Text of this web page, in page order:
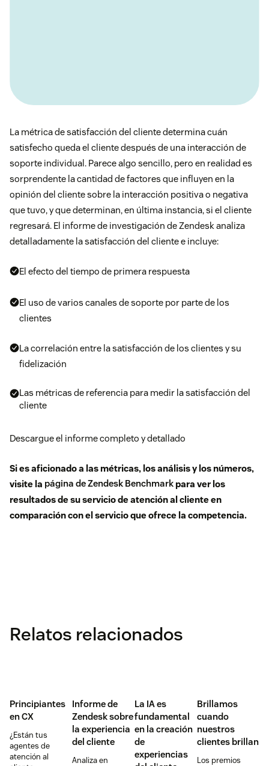
La métrica de satisfacción del cliente determina cuán
satisfecho queda el cliente después de una interacción de
soporte individual. Parece algo sencillo, pero en realidad es
sorprendente la cantidad de factores que influyen en la
opinión del cliente sobre la interacción positiva o negativa
que tuvo, y que determinan, en última instancia, si el cliente
regresará. El informe de investigación de Zendesk analiza
detalladamente la satisfacción del cliente e incluye:
El efecto del tiempo de primera respuesta
El uso de varios canales de soporte por parte de los
clientes
La correlación entre la satisfacción de los clientes y su
fidelización
Las métricas de referencia para medir la satisfacción del
cliente
Descargue el informe completo y detallado
Si es aficionado a las métricas, los análisis y los números,
visite la página de Zendesk Benchmark para ver los
resultados de su servicio de atención al cliente en
comparación con el servicio que ofrece la competencia.
Relatos relacionados
Principiantes
en CX
¿Están tus
agentes de
atención al
Informe de
Zendesk sobre
la experiencia
del cliente
Analiza en
La IA es
fundamental
en la creación
de
experiencias
Brillamos
cuando
nuestros
clientes brillan
Los premios